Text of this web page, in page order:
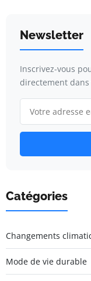
Newsletter
Inscrivez-vous
directement
Catégories
Changements
Mode de vie durable